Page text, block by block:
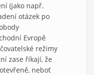
(jako např.
otázek po
Evropě
režimy
zase říkají, že
neboť